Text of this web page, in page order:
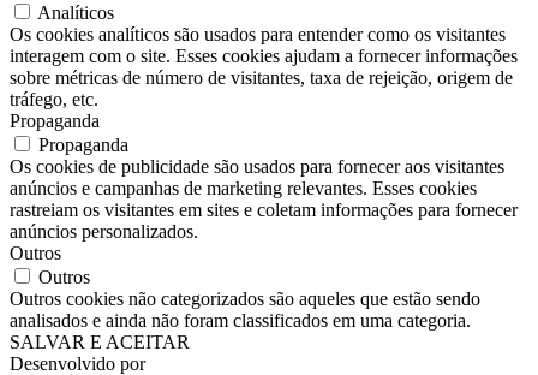
Analíticos
Os cookies analíticos são usados ​​para entender como os visitantes
interagem com o site. Esses cookies ajudam a fornecer informações
sobre métricas de número de visitantes, taxa de rejeição, origem de
tráfego, etc.
Propaganda
Propaganda
Os cookies de publicidade são usados ​​para fornecer aos visitantes
anúncios e campanhas de marketing relevantes. Esses cookies
rastreiam os visitantes em sites e coletam informações para fornecer
anúncios personalizados.
Outros
Outros
Outros cookies não categorizados são aqueles que estão sendo
analisados ​​e ainda não foram classificados em uma categoria.
SALVAR E ACEITAR
Desenvolvido por